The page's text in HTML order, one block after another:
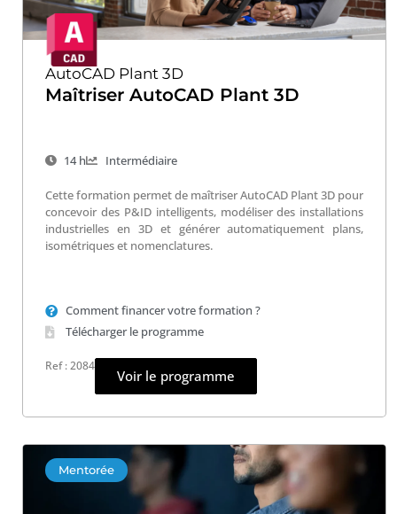
AutoCAD Plant 3D
Maîtriser AutoCAD Plant 3D
14 h Intermédiaire
Cette formation permet de maîtriser AutoCAD Plant 3D pour
concevoir des P&ID intelligents, modéliser des installations
industrielles en 3D et générer automatiquement plans,
isométriques et nomenclatures.
Comment financer votre formation ?
Télécharger le programme
Ref : 2084
Voir le programme
Mentorée